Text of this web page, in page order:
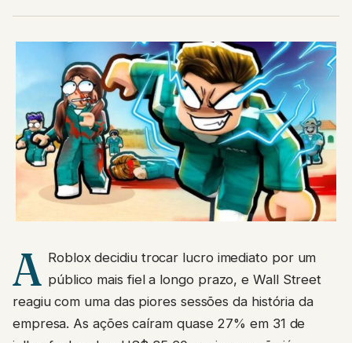
A Roblox decidiu trocar lucro imediato por um
público mais fiel a longo prazo, e Wall Street
reagiu com uma das piores sessões da história da
empresa. As ações caíram quase 27% em 31 de